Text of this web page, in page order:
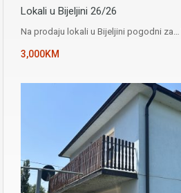
Lokali u Bijeljini 26/26
Na prodaju lokali u Bijeljini pogodni za…
3,000KM